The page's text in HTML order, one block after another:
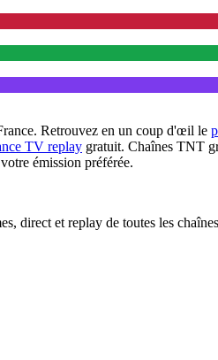
Retrouvez en un coup d'œil le
TV replay gratuit. Chaînes TNT
émission préférée.
direct et replay de toutes les